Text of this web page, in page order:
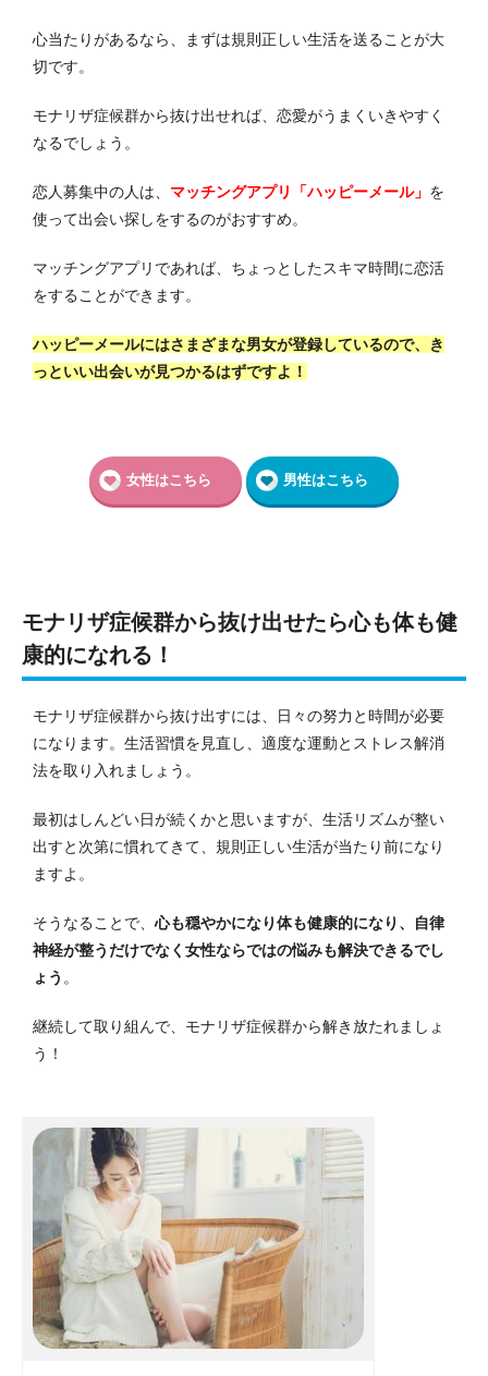
心当たりがあるなら、まずは規則正しい生活を送ることが大
切です。
モナリザ症候群から抜け出せれば、恋愛がうまくいきやすく
なるでしょう。
恋人募集中の人は、 マッチングアプリ「ハッピーメール」 を
使って出会い探しをするのがおすすめ。
マッチングアプリであれば、ちょっとしたスキマ時間に恋活
をすることができます。
ハッピーメールにはさまざまな男女が登録しているので、き
っといい出会いが見つかるはずですよ！
女性はこちら 男性はこちら
モナリザ症候群から抜け出せたら心も体も健
康的になれる！
モナリザ症候群から抜け出すには、日々の努力と時間が必要
になります。 生活習慣を見直し、適度な運動とストレス解消
法を取り入れましょう。
最初はしんどい日が続くかと思いますが、生活リズムが整い
出すと次第に慣れてきて、規則正しい生活が当たり前になり
ますよ。
そうなることで、 心も穏やかになり体も健康的になり、自律
神経が整うだけでなく女性ならではの悩みも解決できるでし
ょう 。
継続して取り組んで、モナリザ症候群から解き放たれましょ
う！